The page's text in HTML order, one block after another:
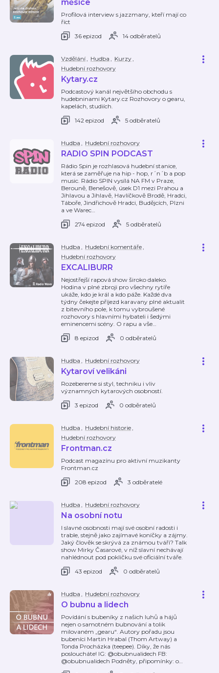
měsíce
Profilová interview s jazzmany, kteří mají co
říct
36 epizod
14 odběratelů
Vzdělání, Hudba , Kurzy,
Hudební rozhovory
Kytary.cz
Podcastový kanál největšího obchodu s
hudebninami Kytary.cz Rozhovory o gearu,
kapelách, studiích.
142 epizod
5 odběratelů
Hudba , Hudební rozhovory
RADIO SPIN PODCAST
Rádio Spin je rozhlasová hudební stanice,
která se zaměřuje na hip - hop, r´n´b a pop
music. Rádio SPIN vysílá NA FM v Praze,
Berouně, Benešově, úsek D1 mezi Prahou a
Jihlavou a Jihlavě, Havlíčkově Brodě, Hradci,
Táboře, Jindřichově Hradci, Budějcích, Plzni
a ve Warec…
274 epizod
5 odběratelů
Hudba , Hudební komentáře,
Hudební rozhovory
EXCALIBURR
Nejostřejší rapová show široko daleko.
Hodina v plné zbroji pro všechny rytíře
ukáže, kdo je král a kdo páže. Každé dva
týdny čekejte příjezd karavany plné aktualit
z bitevního pole, k tomu vybroušené
rozhovory s hlavními hybateli i šedými
eminencemi scény. O rapu a vše…
8 epizod
0 odběratelů
Hudba , Hudební rozhovory
Kytaroví velikáni
Rozebereme si styl, techniku i vliv
významných kytarových osobností.
3 epizod
0 odběratelů
Hudba , Hudební historie,
Hudební rozhovory
Frontman.cz
Podcast magazínu pro aktivní muzikanty
Frontman.cz
208 epizod
3 odběratelé
Hudba , Hudební rozhovory
Na osobní notu
I slavné osobnosti mají své osobní radosti i
trable, stejně jako zajímavé koníčky a zájmy.
Jaký člověk se skrývá za známou tváří? Talk
show Mirky Časarové, v níž slavní nechávají
nahlédnout pod pokličku své oficiální tváře.
43 epizod
0 odběratelů
Hudba , Hudební rozhovory
O bubnu a lidech
Povídání s bubeníky z našich luhů a hájů
nejen o samotném bubnování a tolik
milovaném „gearu“. Autory pořadu jsou
bubeníci Martin Hrabal (Thom Artway) a
Tonda Procházka (teepee). Díky, že nás
posloucháte! IG: @obubnualidech FB:
@obubnualidech Podněty, připomínky: o…